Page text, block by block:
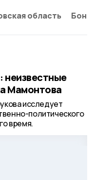
область
неизвестные
Мамонтова
исследует
политического
время.